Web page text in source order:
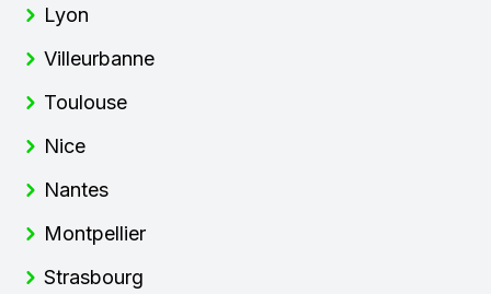
Lyon
Villeurbanne
Toulouse
Nice
Nantes
Montpellier
Strasbourg